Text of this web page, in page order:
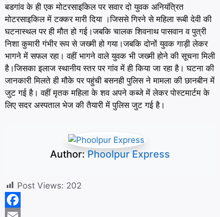
बडगांव के ही एक मोटरसाइकिल पर सवार दो युवक अनियंत्रित
मोटरसाइकिल में टक्कर मारी दिया ।जिससे गिरने से महिला रूबी देवी की
घटनास्थल पर ही मौत हो गई।जबकि चालक शिवनाथ पासवान व पुत्री
निशा कुमारी गंभीर रूप से जख्मी हो गया।जबकि दोनों युवक गाड़ी लेकर
भागने में सफल रहा। वहीं भागने वाले युवक भी जख्मी होने की सूचना मिली
है।जिसका इलाज स्थानीय स्तर पर गांव में ही किया जा रहा है। घटना की
जानकारी मिलते ही मौके पर पहुंची बसनही पुलिस ने मामला की छानबीन में
जुट गई है। वहीं मृतक महिला के शव अपने कब्जे में लेकर पोस्टमार्टम के
लिए सदर अस्पताल भेज की तैयारी में पुलिस जुट गई है।
Author: Phoolpur Express
Post Views: 202